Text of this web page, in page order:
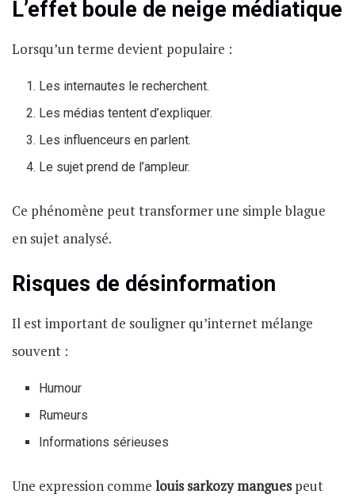
L’effet boule de neige médiatique
Lorsqu’un terme devient populaire :
Les internautes le recherchent.
Les médias tentent d’expliquer.
Les influenceurs en parlent.
Le sujet prend de l’ampleur.
Ce phénomène peut transformer une simple blague
en sujet analysé.
Risques de désinformation
Il est important de souligner qu’internet mélange
souvent :
Humour
Rumeurs
Informations sérieuses
Une expression comme louis sarkozy manguespeut